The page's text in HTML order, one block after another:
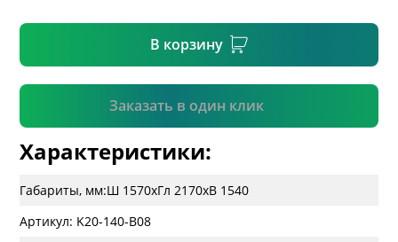
В корзину
Заказать в один клик
Подтвердить
Характеристики:
Габариты, мм:Ш 1570xГл 2170xВ 1540
Артикул: K20-140-B08